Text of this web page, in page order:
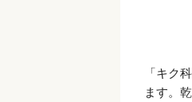
「キク
ます。